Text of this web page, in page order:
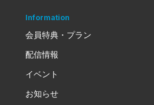
Information
会員特典・プラン
配信情報
イベント
お知らせ